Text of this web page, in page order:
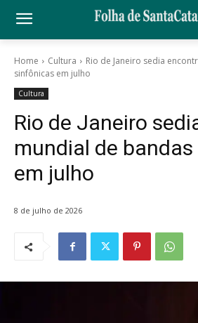
Home Cultura
Rio de Janeiro sedia
sinfônicas em julho
Cultura
Rio de Janeiro
mundial de
em julho
8 de julho de 2026